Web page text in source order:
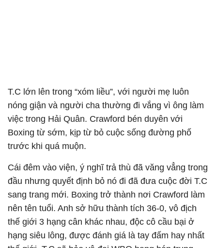
T.C lớn lên trong “xóm liều”, với người mẹ luôn
nóng giận và người cha thường đi vắng vì ông làm
việc trong Hải Quân. Crawford bén duyên với
Boxing từ sớm, kịp từ bỏ cuộc sống đường phố
trước khi quá muộn.
Cái đêm vào viện, ý nghĩ trả thù đã văng vẳng trong
đầu nhưng quyết định bỏ nó đi đã đưa cuộc đời T.C
sang trang mới. Boxing trở thành nơi Crawford làm
nên tên tuổi. Anh sở hữu thành tích 36-0, vô địch
thế giới 3 hạng cân khác nhau, độc cô cầu bại ở
hạng siêu lông, được đánh giá là tay đấm hay nhất